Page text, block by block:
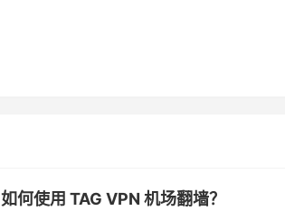
如何使用 TAG VPN 机场翻墙？